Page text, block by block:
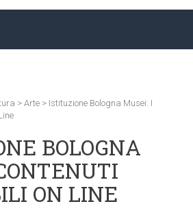
> Arte > Istituzione Bologna Musei: I
BOLOGNA
ON LINE